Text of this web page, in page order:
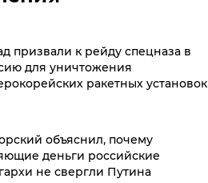
призвали к рейду спецназа в
для уничтожения
ракетных установок
объяснил, почему
деньги российские
не свергли Путина